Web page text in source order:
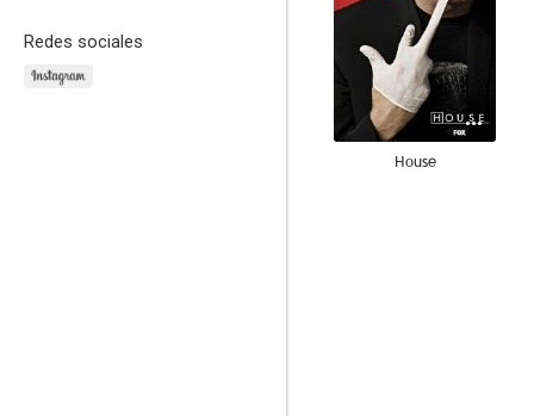
Redes sociales
House